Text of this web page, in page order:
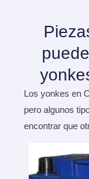
Los yonkes en
pero algunos
encontrar que